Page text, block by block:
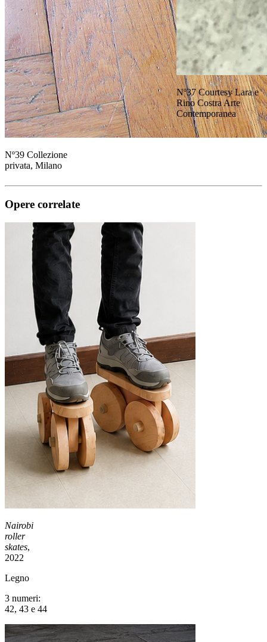
Nº39 Collezione
privata, Milano
Nº37 Courtesy Lara e
Rino Costra Arte
Contemporanea
Opere correlate
Nairobi
roller
skates,
2022
Legno
3 numeri:
42, 43 e 44